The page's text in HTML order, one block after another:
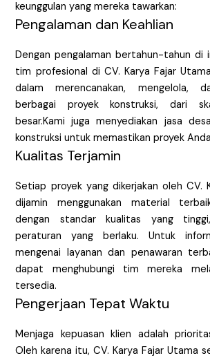
keunggulan yang mereka tawarkan:
Pengalaman dan Keahlian
Dengan pengalaman bertahun-tahun di
tim profesional di CV. Karya Fajar
dalam merencanakan, mengelola,
berbagai proyek konstruksi, dari
besar.Kami juga menyediakan jasa
konstruksi untuk memastikan proyek
Kualitas Terjamin
Setiap proyek yang dikerjakan oleh CV.
dijamin menggunakan material
dengan standar kualitas yang
peraturan yang berlaku. Untuk
mengenai layanan dan penawaran
dapat menghubungi tim mereka
tersedia.
Pengerjaan Tepat Waktu
Menjaga kepuasan klien adalah
Oleh karena itu, CV. Karya Fajar Utama